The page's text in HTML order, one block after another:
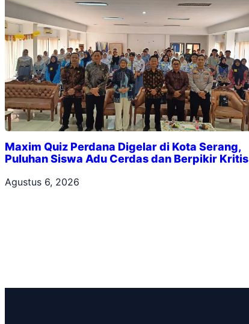
Maxim Quiz Perdana Digelar di Kota Serang,
Puluhan Siswa Adu Cerdas dan Berpikir Kritis
Agustus 6, 2026